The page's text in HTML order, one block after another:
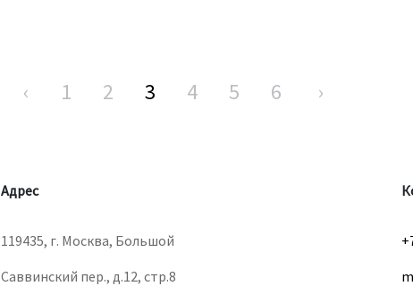
‹ 1 2 3 4 5 6 ›
Адрес
119435, г. Москва, Большой
Саввинский пер., д.12, стр.8